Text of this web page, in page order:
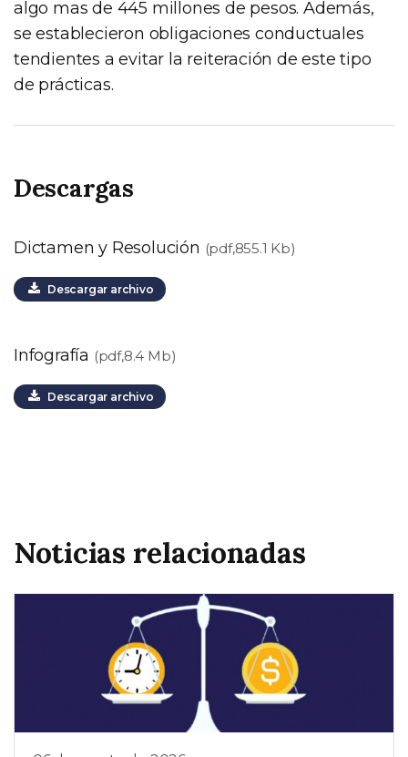
algo mas de 445 millones de pesos. Además,
se establecieron obligaciones conductuales
tendientes a evitar la reiteración de este tipo
de prácticas.
Descargas
Dictamen y Resolución (pdf,855.1 Kb)
Descargar archivo
Infografía (pdf,8.4 Mb)
Descargar archivo
Noticias relacionadas